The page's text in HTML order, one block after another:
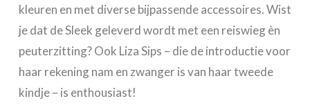
kleuren en met diverse bijpassende accessoires. Wist
je dat de Sleek geleverd wordt met een reiswieg èn
peuterzitting? Ook Liza Sips – die de introductie voor
haar rekening nam en zwanger is van haar tweede
kindje – is enthousiast!